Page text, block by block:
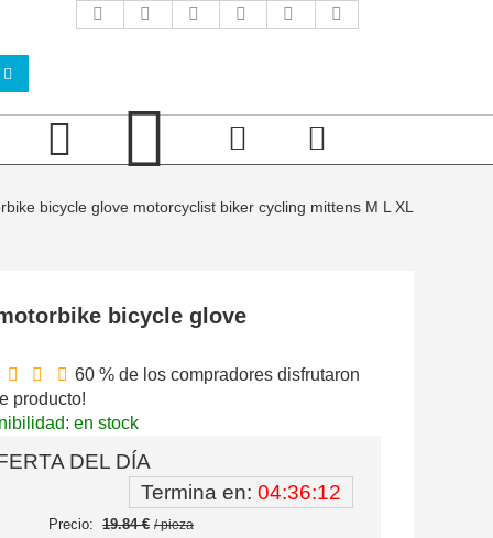
bicycle glove motorcyclist biker cycling mittens M L XL
bicycle glove
60 % de los compradores disfrutaron
producto!
en stock
DEL DÍA
Termina en:04:36:11
Precio: 19.84 € / pieza